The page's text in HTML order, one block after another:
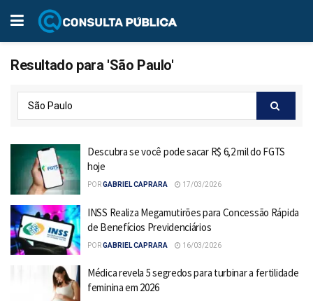
Resultado para 'São Paulo'
Descubra se você pode sacar R$ 6,2 mil do FGTS
hoje
PORGABRIEL CAPRARA 17/03/2026
INSS Realiza Megamutirões para Concessão Rápida
de Benefícios Previdenciários
PORGABRIEL CAPRARA 16/03/2026
Médica revela 5 segredos para turbinar a fertilidade
feminina em 2026